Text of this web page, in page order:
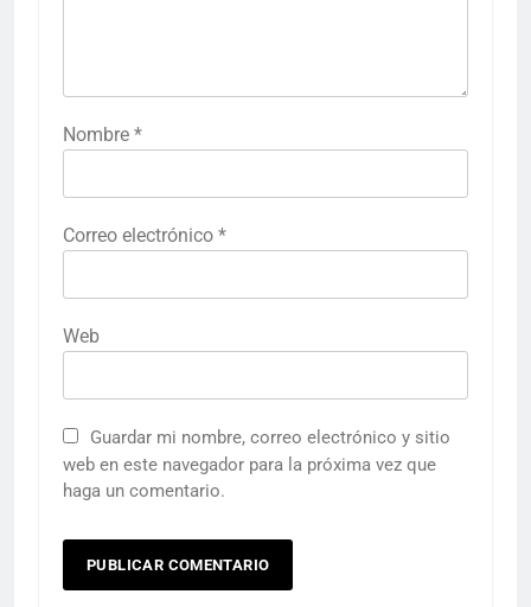
Nombre *
Correo electrónico *
Web
Guardar mi nombre, correo electrónico y sitio
web en este navegador para la próxima vez que
haga un comentario.